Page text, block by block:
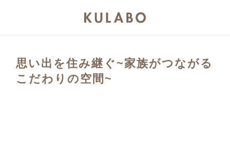
思い出を住み継ぐ~家族がつながる
こだわりの空間~